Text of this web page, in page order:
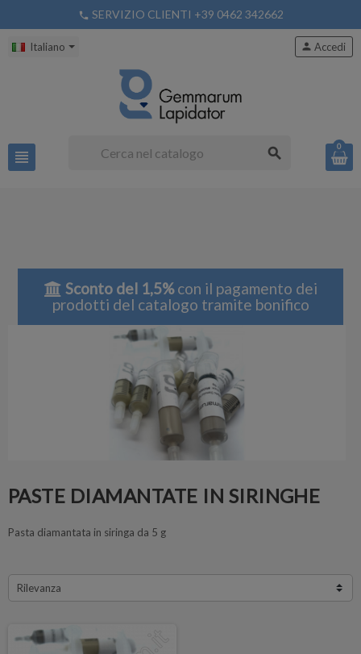
phone SERVIZIO CLIENTI +39 0462 342662
Italiano
view_headline search
person Accedi
0
Sconto del 1,5%con il pagamento dei
prodotti del catalogo tramite bonifico
PASTE DIAMANTATE IN SIRINGHE
Pasta diamantata in siringa da 5 g
Rilevanza